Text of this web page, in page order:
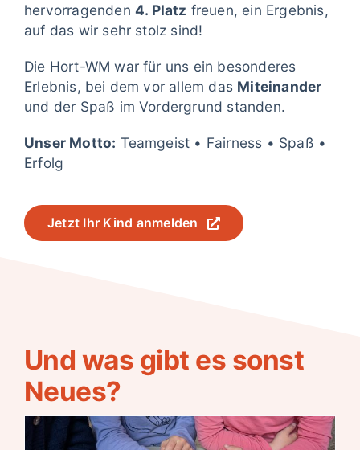
hervorragenden 4. Platz freuen, ein Ergebnis,
auf das wir sehr stolz sind!
Die Hort-WM war für uns ein besonderes
Erlebnis, bei dem vor allem das Miteinander
und der Spaß im Vordergrund standen.
Unser Motto: Teamgeist • Fairness • Spaß •
Erfolg
Jetzt Ihr Kind anmelden
Und was gibt es sonst
Neues?